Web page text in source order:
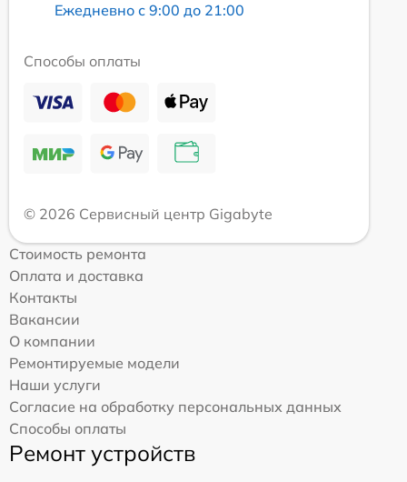
Ежедневно с 9:00 до 21:00
Способы оплаты
© 2026 Сервисный центр Gigabyte
Стоимость ремонта
Оплата и доставка
Контакты
Вакансии
О компании
Ремонтируемые модели
Наши услуги
Согласие на обработку персональных данных
Способы оплаты
Ремонт устройств